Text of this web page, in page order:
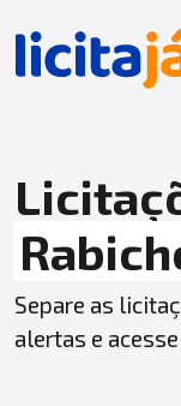
Separe as
alertas e